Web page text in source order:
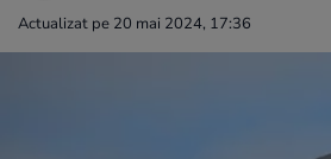
Actualizat pe 20 mai 2024, 17:36